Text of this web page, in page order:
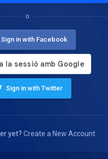
o
Sign in with Facebook
Sign in with Twitter
yet? Create a New Account